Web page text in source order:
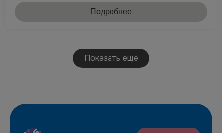
Подробнее
Показать ещё